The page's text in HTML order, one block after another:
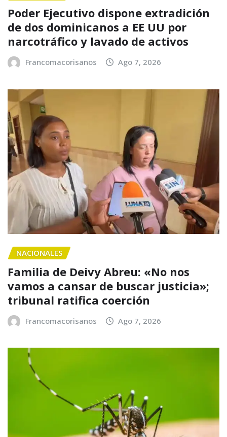
Poder Ejecutivo dispone extradición
de dos dominicanos a EE UU por
narcotráfico y lavado de activos
Francomacorisanos Ago 7, 2026
NACIONALES
Familia de Deivy Abreu: «No nos
vamos a cansar de buscar justicia»;
tribunal ratifica coerción
Francomacorisanos Ago 7, 2026